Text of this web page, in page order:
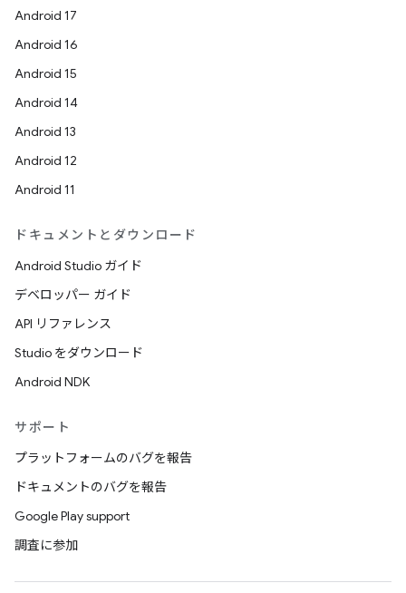
Android 17
Android 16
Android 15
Android 14
Android 13
Android 12
Android 11
ドキュメントとダウンロード
Android Studio ガイド
デベロッパー ガイド
API リファレンス
Studio をダウンロード
Android NDK
サポート
プラットフォームのバグを報告
ドキュメントのバグを報告
Google Play support
調査に参加